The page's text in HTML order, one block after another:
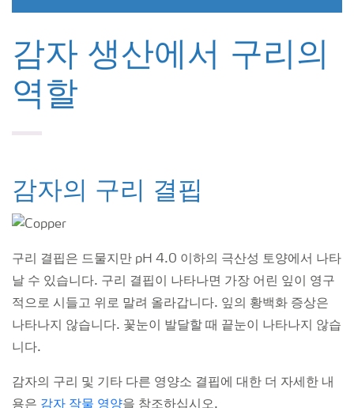
감자 생산에서 구리의
역할
감자의 구리 결핍
구리 결핍은 드물지만 pH 4.0 이하의 극산성 토양에서 나타
날 수 있습니다. 구리 결핍이 나타나면 가장 어린 잎이 영구
적으로 시들고 위로 말려 올라갑니다. 잎의 황백화 증상은
나타나지 않습니다. 꽃눈이 발달할 때 끝눈이 나타나지 않습
니다.
감자의 구리 및 기타 다른 영양소 결핍에 대한 더 자세한 내
용은 감자 작물 영양을 참조하십시오.